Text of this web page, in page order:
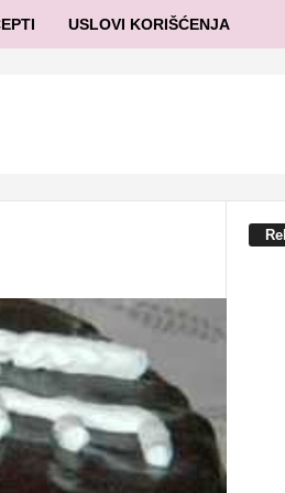
USLOVI KORIŠĆENJA